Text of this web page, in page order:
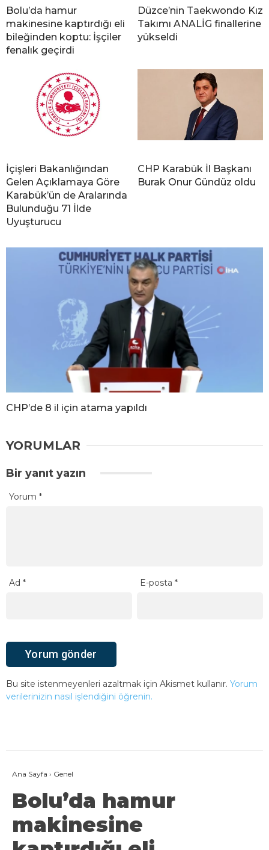
Bolu’da hamur
makinesine kaptırdığı eli
bileğinden koptu: İşçiler
fenalık geçirdi
Düzce’nin Taekwondo Kız
Takımı ANALİG finallerine
yükseldi
İçişleri Bakanlığından
Gelen Açıklamaya Göre
Karabük’ün de Aralarında
Bulunduğu 71 İlde
Uyuşturucu
CHP Karabük İl Başkanı
Burak Onur Gündüz oldu
CHP’de 8 il için atama yapıldı
YORUMLAR
Bir yanıt yazın
Yorum *
Ad * E-posta*
Bu site istenmeyenleri azaltmak için Akismet kullanır. Yorum
verilerinizin nasıl işlendiğini öğrenin.
Ana Sayfa › Genel
Bolu’da hamur
makinesine